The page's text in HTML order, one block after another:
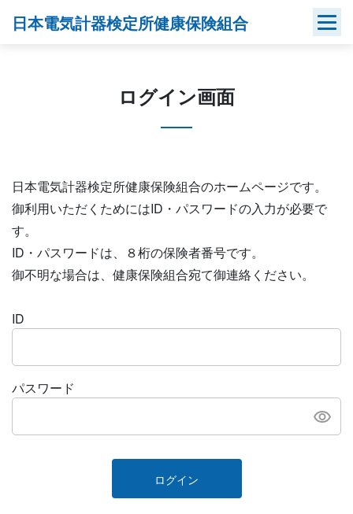
日本電気計器検定所健康保険組合
ログイン画面
日本電気計器検定所健康保険組合のホームページです。
御利用いただくためにはID・パスワードの入力が必要で
す。
ID・パスワードは、８桁の保険者番号です。
御不明な場合は、健康保険組合宛て御連絡ください。
ID
パスワード
ログイン